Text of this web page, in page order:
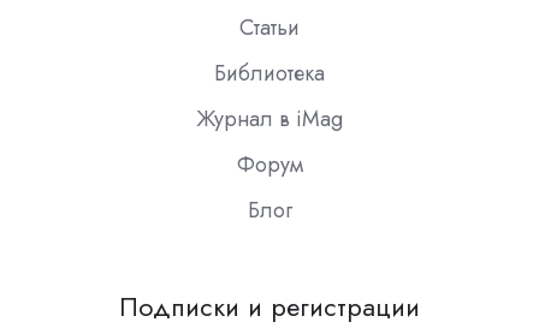
Статьи
Библиотека
Журнал в iMag
Форум
Блог
Подписки и регистрации